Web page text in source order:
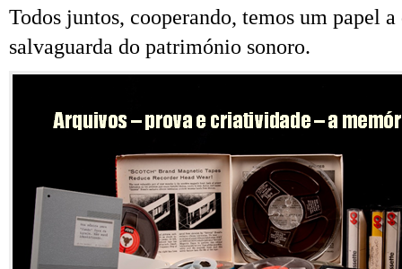
Todos juntos, cooperando, temos um papel a
salvaguarda do património sonoro.